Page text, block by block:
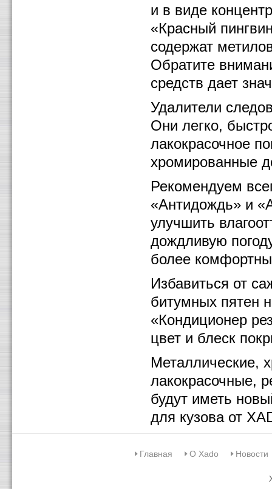
и в виде
«Красный
содержат
Обратите
средств дает
Удалители
Они легко,
лакокрасочное
хромированные
Рекомендуем
«Антидождь» и
улучшить
дождливую
более
Избавиться от
битумных пятен
«Кондиционер
цвет и блеск
Металлические,
лакокрасочные,
будут иметь
для кузова от
Главная О Xado Новости